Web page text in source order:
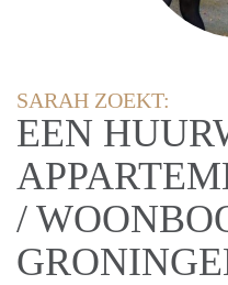
SARAH ZOEKT:
EEN
/